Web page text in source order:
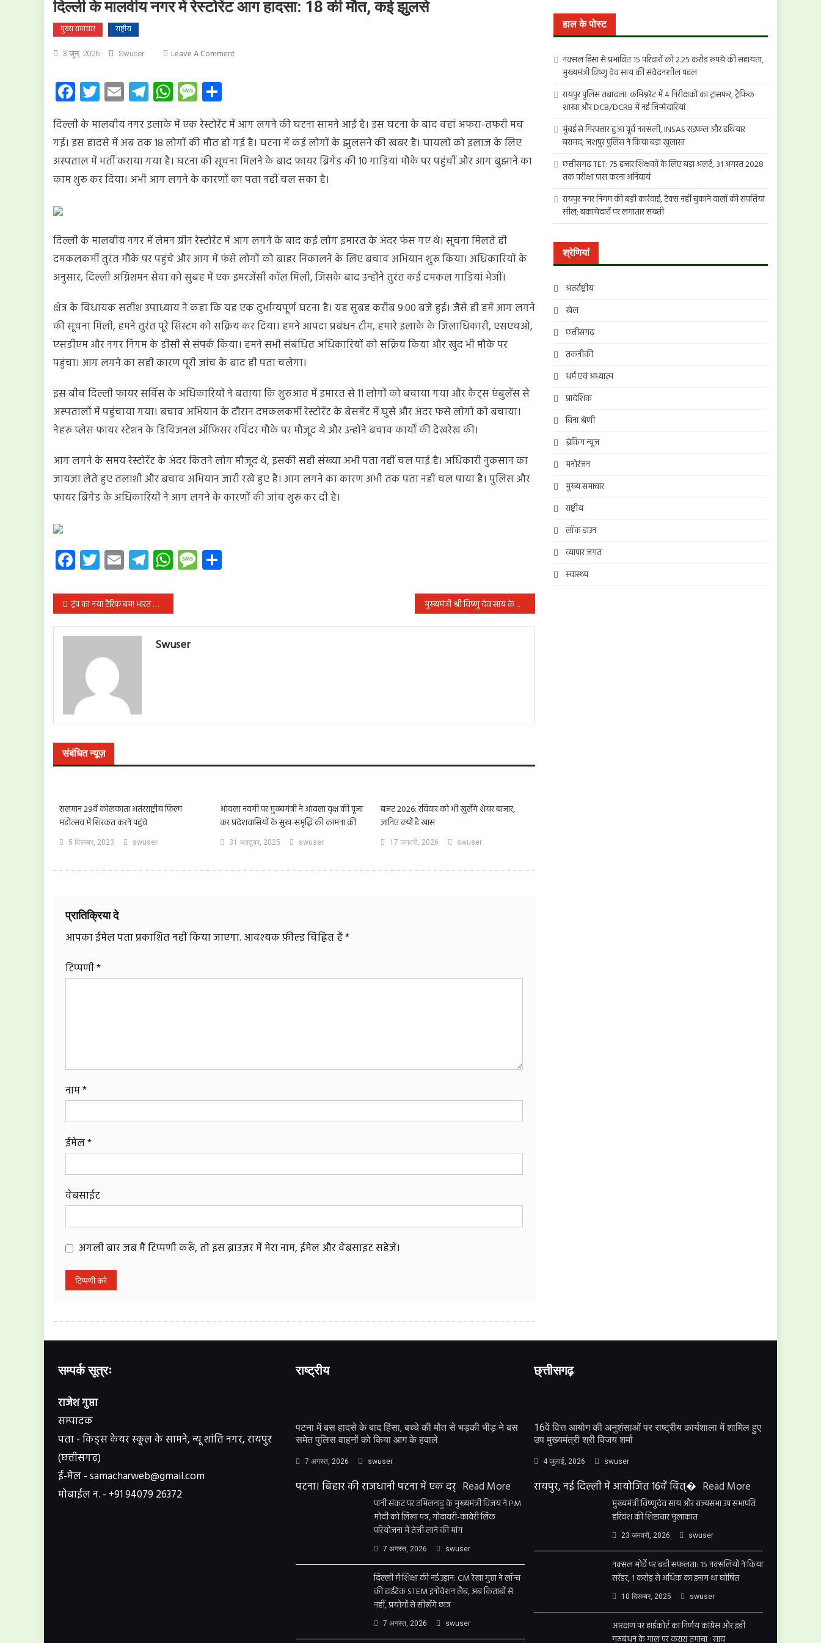
दिल्ली के मालवीय नगर में रेस्टोरेंट आग हादसा: 18 की मौत, कई झुलसे
मुख्य समाचार राष्ट्रीय
3 जून, 2026 Swuser Leave A CommentOn
में
रेस्टोरेंट
आग
हादसा:
18
झुलसे
Facebook
Twitter
EmailTelegram
WhatsApp
Message
दिल्ली के मालवीय नगर इलाके में एक रेस्टोरेंट में आग लगने की घटना सामने आई है। इस घटना के बाद वहां अफरा-तफरी मच
गई। इस हादसे में अब तक 18 लोगों की मौत हो गई है। घटना में कई लोगों के झुलसने की खबर है। घायलों को इलाज के लिए
अस्पताल में भर्ती कराया गया है। घटना की सूचना मिलने के बाद फायर ब्रिगेड की 10 गाड़ियां मौके पर पहुंचीं और आग बुझाने का
काम शुरू कर दिया। अभी आग लगने के कारणों का पता नहीं चल सका है।
दिल्ली के मालवीय नगर में लेमन ग्रीन रेस्टोरेंट में आग लगने के बाद कई लोग इमारत के अंदर फंस गए थे। सूचना मिलते ही
दमकलकर्मी तुरंत मौके पर पहुंचे और आग में फंसे लोगों को बाहर निकालने के लिए बचाव अभियान शुरू किया। अधिकारियों के
अनुसार, दिल्ली अग्निशमन सेवा को सुबह में एक इमरजेंसी कॉल मिली, जिसके बाद उन्होंने तुरंत कई दमकल गाड़ियां भेजीं।
क्षेत्र के विधायक सतीश उपाध्याय ने कहा कि यह एक दुर्भाग्यपूर्ण घटना है। यह सुबह करीब 9:00 बजे हुई। जैसे ही हमें आग लगने
की सूचना मिली, हमने तुरंत पूरे सिस्टम को सक्रिय कर दिया। हमने आपदा प्रबंधन टीम, हमारे इलाके के जिलाधिकारी, एसएचओ,
एसडीएम और नगर निगम के डीसी से संपर्क किया। हमने सभी संबंधित अधिकारियों को सक्रिय किया और खुद भी मौके पर
पहुंचा। आग लगने का सही कारण पूरी जांच के बाद ही पता चलेगा।
इस बीच दिल्ली फायर सर्विस के अधिकारियों ने बताया कि शुरुआत में इमारत से 11 लोगों को बचाया गया और कैट्स एंबुलेंस से
अस्पतालों में पहुंचाया गया। बचाव अभियान के दौरान दमकलकर्मी रेस्टोरेंट के बेसमेंट में घुसे और अंदर फंसे लोगों को बचाया।
नेहरू प्लेस फायर स्टेशन के डिविजनल ऑफिसर रविंदर मौके पर मौजूद थे और उन्होंने बचाव कार्यों की देखरेख की।
आग लगने के समय रेस्टोरेंट के अंदर कितने लोग मौजूद थे, इसकी सही संख्या अभी पता नहीं चल पाई है। अधिकारी नुकसान का
जायजा लेते हुए तलाशी और बचाव अभियान जारी रखे हुए हैं। आग लगने का कारण अभी तक पता नहीं चल पाया है। पुलिस और
फायर ब्रिगेड के अधिकारियों ने आग लगने के कारणों की जांच शुरू कर दी है।
Facebook
Twitter
EmailTelegram
WhatsApp
Message
पोस्ट
नेविगेशन
ट्रंप का नया टैरिफ बम! भारत समेत 60 देशों पर 12.5% तक एक्स्ट्रा शुल्क का खतरा मुख्यमंत्री श्री विष्णु देव साय के नेतृत्व में किसानों को समय पर खाद उपलब्ध कराने के लिए सरकार सतर्क
Swuser
संबंधित न्यूज़
सलमान 29वें कोलकाता अतंरराष्ट्रीय फिल्म
महोत्सव में शिरकत करने पहुंचे
5 दिसम्बर, 2023 swuser
आंवला नवमी पर मुख्यमंत्री ने आंवला वृक्ष की पूजा
कर प्रदेशवासियों के सुख-समृद्धि की कामना की
31 अक्टूबर, 2025 swuser
बजट 2026: रविवार को भी खुलेंगे शेयर बाजार,
जानिए क्यों है खास
17 जनवरी, 2026 swuser
प्रातिक्रिया दे
आपका ईमेल पता प्रकाशित नहीं किया जाएगा. आवश्यक फ़ील्ड चिह्नित हैं*
टिप्पणी*
नाम*
ईमेल*
वेबसाईट
अगली बार जब मैं टिप्पणी करूँ, तो इस ब्राउज़र में मेरा नाम, ईमेल और वेबसाइट सहेजें।
हाल के पोस्ट
नक्सल हिंसा से प्रभावित 15 परिवारों को 2.25 करोड़ रुपये की सहायता,
मुख्यमंत्री विष्णु देव साय की संवेदनशील पहल
रायपुर पुलिस तबादला: कमिश्नरेट में 4 निरीक्षकों का ट्रांसफर, ट्रैफिक
शाखा और DCB/DCRB में नई जिम्मेदारियां
मुंबई से गिरफ्तार हुआ पूर्व नक्सली, INSAS राइफल और हथियार
बरामद; जशपुर पुलिस ने किया बड़ा खुलासा
छत्तीसगढ़ TET: 75 हजार शिक्षकों के लिए बड़ा अलर्ट, 31 अगस्त 2028
तक परीक्षा पास करना अनिवार्य
रायपुर नगर निगम की बड़ी कार्रवाई, टैक्स नहीं चुकाने वालों की संपत्तियां
सील; बकायेदारों पर लगातार सख्ती
श्रेणियां
अंतर्राष्ट्रीय
खेल
छत्तीसगढ़
तकनीकी
धर्म एवं अध्यात्म
प्रादेशिक
बिना श्रेणी
ब्रेकिंग न्यूज़
मनोरंजन
मुख्य समाचार
राष्ट्रीय
लॉक डाउन
व्यापार जगत
स्वास्थ्य
सम्पर्क सूत्रः
राजेश गुप्ता
सम्पादक
पता - किड्स केयर स्कूल के सामने, न्यू शांति नगर, रायपुर
(छत्तीसगढ़)
ई-मेल - samacharweb@gmail.com
मोबाईल न. - +91 94079 26372
राष्ट्रीय
पटना में बस हादसे के बाद हिंसा, बच्चे की मौत से भड़की भीड़ ने बस
समेत पुलिस वाहनों को किया आग के हवाले
7 अगस्त, 2026 swuser
पटना। बिहार की राजधानी पटना में एक दर् Read More
पानी संकट पर तमिलनाडु के मुख्यमंत्री विजय ने PM
मोदी को लिखा पत्र, गोदावरी-कावेरी लिंक
परियोजना में तेजी लाने की मांग
7 अगस्त, 2026 swuser
दिल्ली में शिक्षा की नई उड़ान: CM रेखा गुप्ता ने लॉन्च
की हाईटेक STEM इनोवेशन लैब, अब किताबों से
नहीं, प्रयोगों से सीखेंगे छात्र
7 अगस्त, 2026 swuser
छ्त्तीसगढ़
16वें वित्त आयोग की अनुशंसाओं पर राष्ट्रीय कार्यशाला में शामिल हुए
उप मुख्यमंत्री श्री विजय शर्मा
4 जुलाई, 2026 swuser
रायपुर, नई दिल्ली में आयोजित 16वें वित्� Read More
मुख्यमंत्री विष्णुदेव साय और राज्यसभा उप सभापति
हरिवंश की शिष्टाचार मुलाकात
23 जनवरी, 2026 swuser
नक्सल मोर्चे पर बड़ी सफलता: 15 नक्सलियों ने किया
सरेंडर, 1 करोड़ से अधिक का इनाम था घोषित
10 दिसम्बर, 2025 swuser
आरक्षण पर हाईकोर्ट का निर्णय कांग्रेस और इंडी
गठबंधन के गाल पर करारा तमाचा : साव